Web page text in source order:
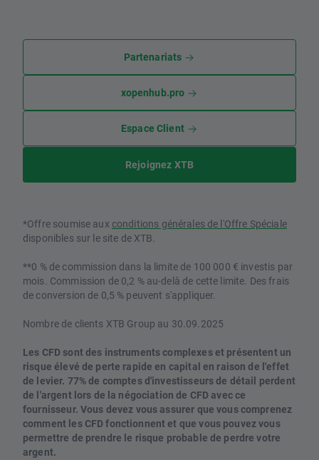
Partenariats
xopenhub.pro
Espace Client
Rejoignez XTB
*Offre soumise aux conditions générales de l'Offre Spéciale
disponibles sur le site de XTB.
**0 % de commission dans la limite de 100 000 € investis par
mois. Commission de 0,2 % au-delà de cette limite. Des frais
de conversion de 0,5 % peuvent s'appliquer.
Nombre de clients XTB Group au 30.09.2025
Les CFD sont des instruments complexes et présentent un
risque élevé de perte rapide en capital en raison de l'effet
de levier. 77% de comptes d'investisseurs de détail perdent
de l'argent lors de la négociation de CFD avec ce
fournisseur. Vous devez vous assurer que vous comprenez
comment les CFD fonctionnent et que vous pouvez vous
permettre de prendre le risque probable de perdre votre
argent.